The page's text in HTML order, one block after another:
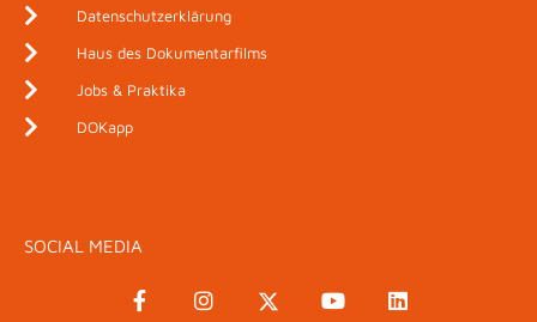
Datenschutzerklärung
Haus des Dokumentarfilms
Jobs & Praktika
DOKapp
SOCIAL MEDIA